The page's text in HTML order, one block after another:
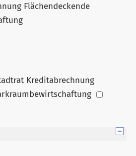
Flächendeckende
Kreditabrechnung